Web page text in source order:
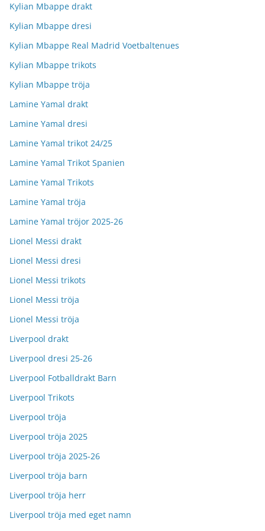
Kylian Mbappe drakt
Kylian Mbappe dresi
Kylian Mbappe Real Madrid Voetbaltenues
Kylian Mbappe trikots
Kylian Mbappe tröja
Lamine Yamal drakt
Lamine Yamal dresi
Lamine Yamal trikot 24/25
Lamine Yamal Trikot Spanien
Lamine Yamal Trikots
Lamine Yamal tröja
Lamine Yamal tröjor 2025-26
Lionel Messi drakt
Lionel Messi dresi
Lionel Messi trikots
Lionel Messi tröja
Lionel Messi tröja
Liverpool drakt
Liverpool dresi 25-26
Liverpool Fotballdrakt Barn
Liverpool Trikots
Liverpool tröja
Liverpool tröja 2025
Liverpool tröja 2025-26
Liverpool tröja barn
Liverpool tröja herr
Liverpool tröja med eget namn